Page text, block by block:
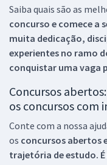
Saiba quais são as
concurso e comece a
muita dedicação,
experientes no ramo
conquistar uma vaga
Concursos
os concursos com
Conte com a nossa
os concursos abertos
trajetória de estudo.